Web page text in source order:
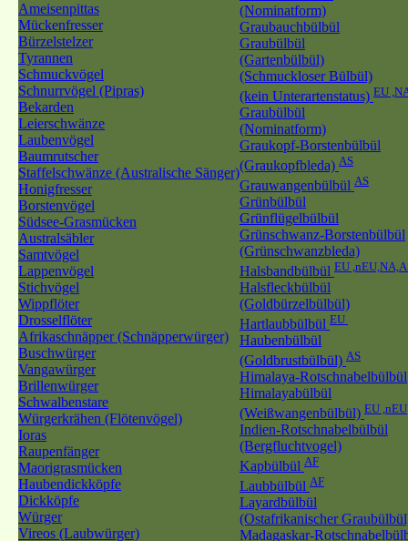
Ameisenpittas
Mückenfresser
Bürzelstelzer
Tyrannen
Schmuckvögel
Schnurrvögel (Pipras)
Bekarden
Leierschwänze
Laubenvögel
Baumrutscher
Staffelschwänze (Australische Sänger)
Honigfresser
Borstenvögel
Südsee-Grasmücken
Australsäbler
Samtvögel
Lappenvögel
Stichvögel
Wippflöter
Drosselflöter
Afrikaschnäpper (Schnäpperwürger)
Buschwürger
Vangawürger
Brillenwürger
Schwalbenstare
Würgerkrähen (Flötenvögel)
Ioras
Raupenfänger
Maorigrasmücken
Haubendickköpfe
Dickköpfe
Würger
Vireos (Laubwürger)
(Nominatform)
Graubauchbülbül
Graubülbül
(Gartenbülbül)
(Schmuckloser Bülbül)
(kein Unterartenstatus) EU
Graubülbül
(Nominatform)
Graukopf-Borstenbülbül
(Graukopfbleda) AS
Grauwangenbülbül AS
Grünbülbül
Grünflügelbülbül
Grünschwanz-Borstenbülbül
(Grünschwanzbleda)
Halsbandbülbül EU
Halsfleckbülbül
(Goldbürzelbülbül)
Hartlaubbülbül EU
Haubenbülbül
(Goldbrustbülbül) AS
Himalaya-Rotschnabelbülbül
Himalayabülbül
(Weißwangenbülbül) EU ,nEU
Indien-Rotschnabelbülbül
(Bergfluchtvogel)
Kapbülbül AF
Laubbülbül AF
Layardbülbül
(Ostafrikanischer
Madagaskar-